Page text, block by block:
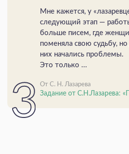
Мне кажется, у
следующий этап —
больше писем, где
поменяла свою судьбу,
них начались проблемы.
Это только ...
От С. Н. Лазарева
Задание от С.Н.Лазарева: